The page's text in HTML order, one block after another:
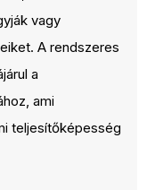
vagy
A rendszeres
a
ami
teljesítőképesség